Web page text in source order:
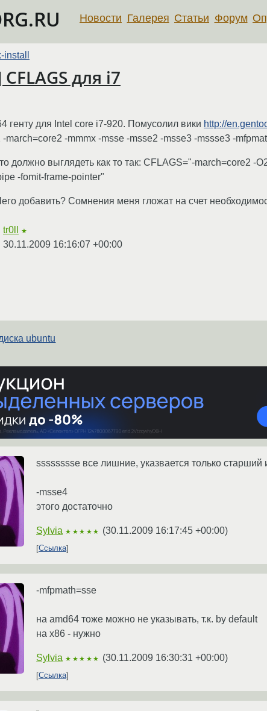
Новости Галерея Статьи Форум
install
для i7
генту для Intel core i7-920. Помусолил вики http://
march=core2 -mmmx -msse -msse2 -msse3 -mssse3 -
должно выглядеть как то так: CFLAGS="-march=core2 -
-fomit-frame-pointer"
добавить? Сомнения меня гложат на счет
tr0ll ★
30.11.2009 16:16:07 +00:00
ubuntu
sssssssse все лишние, указвается только старший
-msse4
этого достаточно
Sylvia ★★★★★ (30.11.2009 16:17:45 +00:00)
Ссылка
-mfpmath=sse
на amd64 тоже можно не указывать, т.к. by default
на x86 - нужно
Sylvia ★★★★★ (30.11.2009 16:30:31 +00:00)
Ссылка